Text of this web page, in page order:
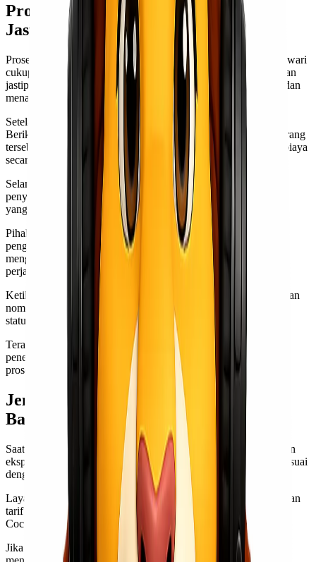
Prosedur Pengiriman Barang melalui
Jastip ke Manokwari
Prosedur pengiriman barang melalui jasa titip (jastip) ke Manokwari
cukup sederhana. Pertama, Anda perlu memilih penyedia layanan
jastip yang terpercaya. Pastikan mereka memiliki reputasi baik dan
menawarkan harga yang kompetitif.
Setelah itu, komunikasikan barang apa yang ingin Anda kirim.
Berikan informasi rinci mengenai ukuran, berat, dan kondisi barang
tersebut. Ini akan membantu pihak jastip memberikan estimasi biaya
secara akurat.
Selanjutnya, siapkan pembayaran sesuai dengan ketentuan dari
penyedia layanan. Biasanya, ada beberapa metode pembayaran
yang bisa dipilih untuk mempermudah proses transaksi.
Pihak jastip kemudian akan mengurus semua kebutuhan
pengemasan dan pengiriman ke Manokwari. Mereka biasanya
menggunakan kemasan aman agar barang tetap utuh selama
perjalanan.
Ketika barang sudah siap dikirimkan, pastikan Anda mendapatkan
nomor resi pelacakan. Dengan demikian, Anda dapat memantau
status pengiriman hingga sampai di tujuan dengan mudah.
Terakhir, setelah barang tiba di Manokwari, konfirmasikan
penerimaan kepada pihak jastip sebagai bentuk verifikasi bahwa
proses berjalan lancar tanpa kendala.
Jenis-Jenis Layanan Ekspedisi Kirim
Barang ke Manokwari
Saat mengirim barang ke Manokwari, ada beberapa jenis layanan
ekspedisi yang bisa dipilih. Setiap jenis memiliki karakteristik sesuai
dengan kebutuhan Anda.
Layanan reguler adalah pilihan umum bagi banyak orang. Dengan
tarif yang terjangkau, paket akan sampai dalam waktu tertentu.
Cocok untuk pengiriman barang sehari-hari tanpa terburu-buru.
Jika Anda memerlukan pengiriman lebih cepat, layanan express